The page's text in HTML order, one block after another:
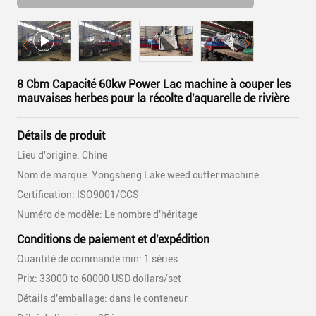
8 Cbm Capacité 60kw Power Lac machine à couper les
mauvaises herbes pour la récolte d'aquarelle de rivière
Détails de produit
Lieu d'origine: Chine
Nom de marque: Yongsheng Lake weed cutter machine
Certification: ISO9001/CCS
Numéro de modèle: Le nombre d'héritage
Conditions de paiement et d'expédition
Quantité de commande min: 1 séries
Prix: 33000 to 60000 USD dollars/set
Détails d'emballage: dans le conteneur